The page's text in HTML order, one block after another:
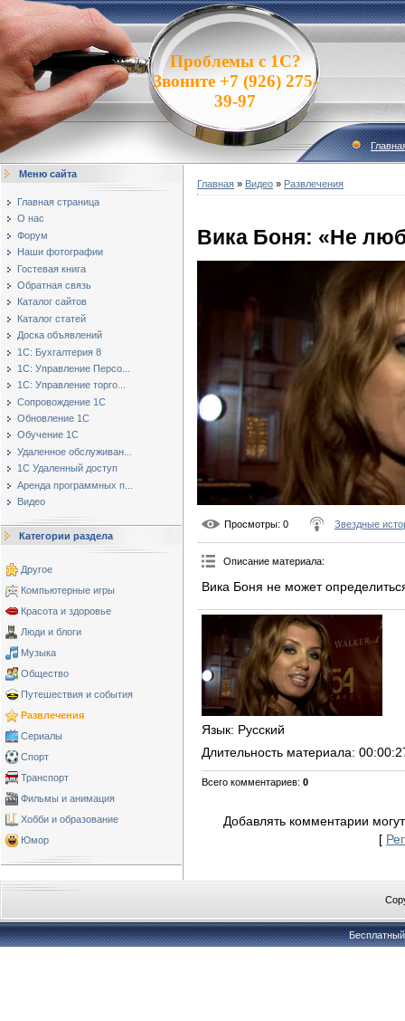
Проблемы с 1С?
Звоните +7 (926) 275-
39-97
Меню сайта
Главная страница
О нас
Форум
Наши фотографии
Гостевая книга
Обратная связь
Каталог сайтов
Каталог статей
Доска объявлений
1С: Бухгалтерия 8
1С: Управление Персо...
1С: Управление торго...
Сопровождение 1С
Обновление 1С
Обучение 1С
Удаленное обслуживан...
1С Удаленный доступ
Аренда программных п...
Видео
Категории раздела
Другое
Компьютерные игры
Красота и здоровье
Люди и блоги
Музыка
Общество
Путешествия и события
Развлечения
Сериалы
Спорт
Транспорт
Фильмы и анимация
Хобби и образование
Юмор
Главная » Видео » Развлечения
Вика Боня: «Не
Просмотры: 0 Звездные
Описание материала:
Вика Боня не может
Язык: Русский
Длительность материала:
Всего комментариев: 0
Добавлять комментарии
[